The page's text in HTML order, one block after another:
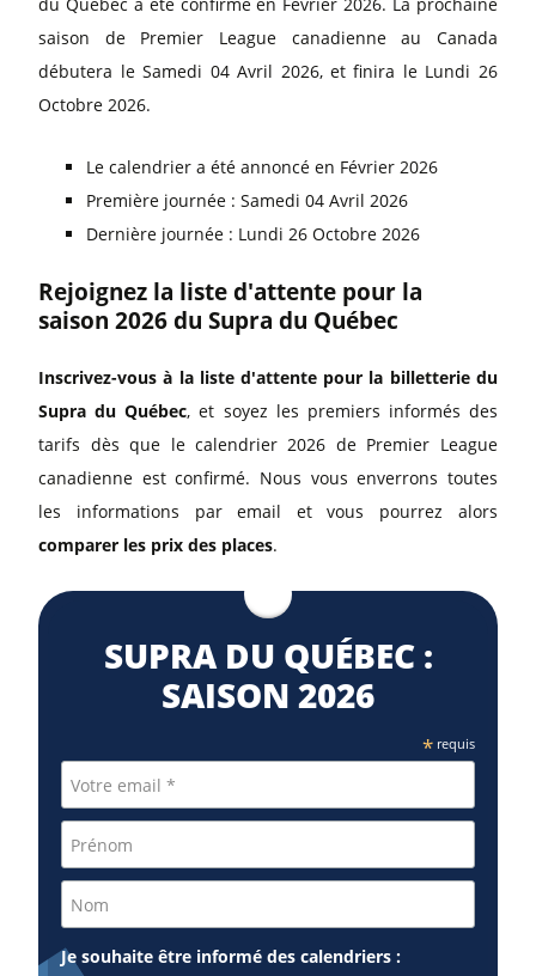
saison de Premier League canadienne au Canada
débutera le Samedi 04 Avril 2026, et finira le Lundi 26
Octobre 2026.
Le calendrier a été annoncé en Février 2026
Première journée : Samedi 04 Avril 2026
Dernière journée : Lundi 26 Octobre 2026
Rejoignez la liste d'attente pour la
saison 2026 du Supra du Québec
Inscrivez-vous à la liste d'attente pour la billetterie du
Supra du Québec, et soyez les premiers informés des
tarifs dès que le calendrier 2026 de Premier League
canadienne est confirmé. Nous vous enverrons toutes
les informations par email et vous pourrez alors
comparer les prix des places.
SUPRA DU QUÉBEC :
SAISON 2026
*requis
Je souhaite être informé des calendriers :